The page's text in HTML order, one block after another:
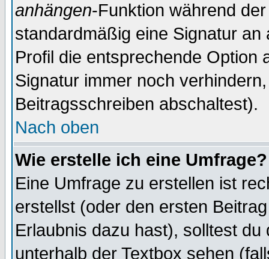
anhängen-Funktion während
standardmäßig eine Signatur
Profil die entsprechende Option
Signatur immer noch
Beitragsschreiben abschaltest).
Nach oben
Wie erstelle ich eine Umfrage?
Eine Umfrage zu erstellen ist
erstellst (oder den ersten
Erlaubnis dazu hast), solltest
unterhalb der Textbox sehen